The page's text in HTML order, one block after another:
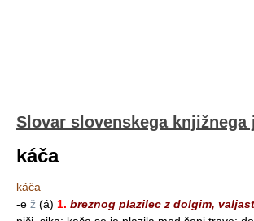
Slovar slovenskega knjižnega
káča
káča
-e ž (á) 1. breznog plazilec z dolgim,